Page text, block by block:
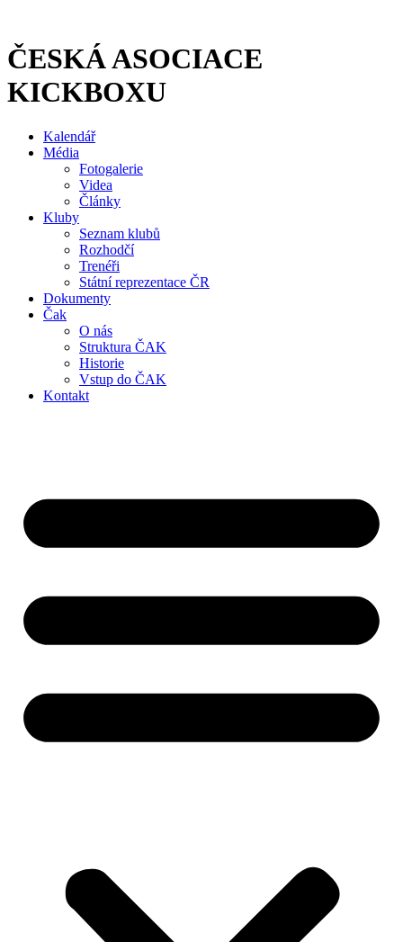
obsahu
ČESKÁ ASOCIACE
KICKBOXU
Kalendář
Média
Fotogalerie
Videa
Články
Kluby
Seznam klubů
Rozhodčí
Trenéři
Státní reprezentace ČR
Dokumenty
Čak
O nás
Struktura ČAK
Historie
Vstup do ČAK
Kontakt